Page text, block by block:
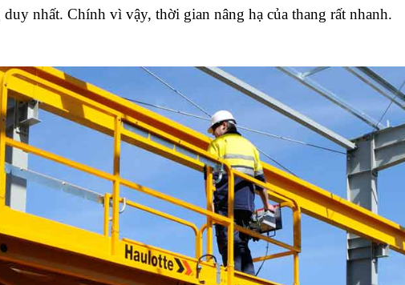
nhất. Chính vì vậy, thời gian nâng hạ của thang rất nhanh.